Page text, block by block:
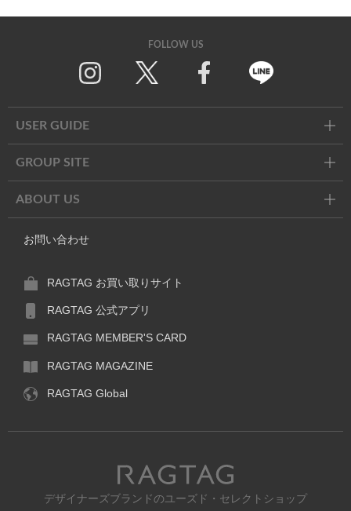
FOLLOW US
USER GUIDE
GROUP SITE
ABOUT US
お問い合わせ
RAGTAG お買い取りサイト
RAGTAG 公式アプリ
RAGTAG MEMBER'S CARD
RAGTAG MAGAZINE
RAGTAG Global
RAGTAG
デザイナーズブランドのユーズド・セレクトショップ